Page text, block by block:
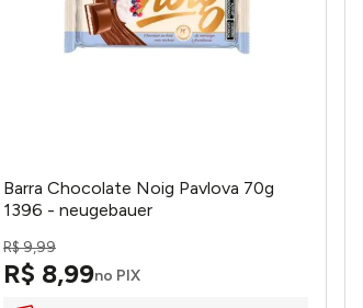
Barra Chocolate Noig Pavlova 70g
1396 - neugebauer
R$9,99
R$ 8,99no PIX